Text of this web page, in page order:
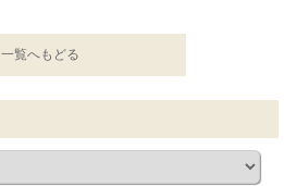
一覧へもどる